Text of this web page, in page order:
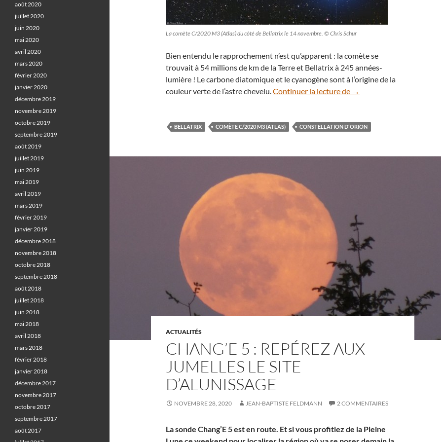
La comète C/2020 M3 (Atlas) du côté de Bellatrix le 14 novembre. © Chris Schur
Bien entendu le rapprochement n’est qu’apparent : la comète se
trouvait à 54 millions de km de la Terre et Bellatrix à 245 années-
lumière ! Le carbone diatomique et le cyanogène sont à l’origine de la
couleur verte de l’astre chevelu.Continuer la lecture de Portrait céleste : la
→
BELLATRIX COMÈTE C/2020 M3 (ATLAS) CONSTELLATION D'ORION
ACTUALITÉS
CHANG’E 5 : REPÉREZ AUX
JUMELLES LE SITE
D’ALUNISSAGE
NOVEMBRE 28, 2020 JEAN-BAPTISTE FELDMANN 2 COMMENTAIRES
La sonde Chang’E 5 est en route. Et si vous profitiez de la Pleine
août 2020
juillet 2020
juin 2020
mai 2020
avril 2020
mars 2020
février 2020
janvier 2020
décembre 2019
novembre 2019
octobre 2019
septembre 2019
août 2019
juillet 2019
juin 2019
mai 2019
avril 2019
mars 2019
février 2019
janvier 2019
décembre 2018
novembre 2018
octobre 2018
septembre 2018
août 2018
juillet 2018
juin 2018
mai 2018
avril 2018
mars 2018
février 2018
janvier 2018
décembre 2017
novembre 2017
octobre 2017
septembre 2017
août 2017